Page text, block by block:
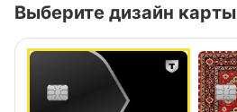
Выберите дизайн карты